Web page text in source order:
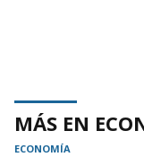
MÁS EN
ECONOMÍA